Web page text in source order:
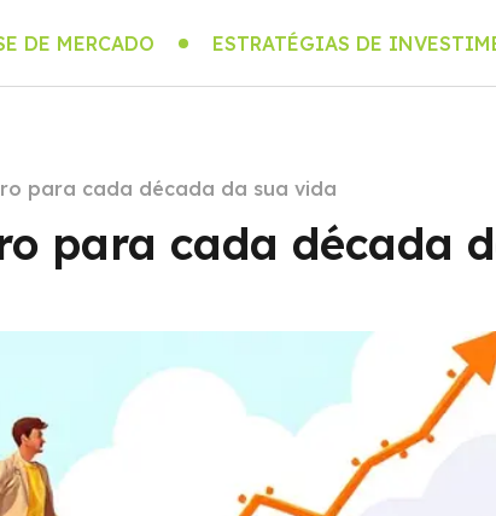
DE MERCADO ESTRATÉGIAS DE
para cada década da sua vida
para cada década